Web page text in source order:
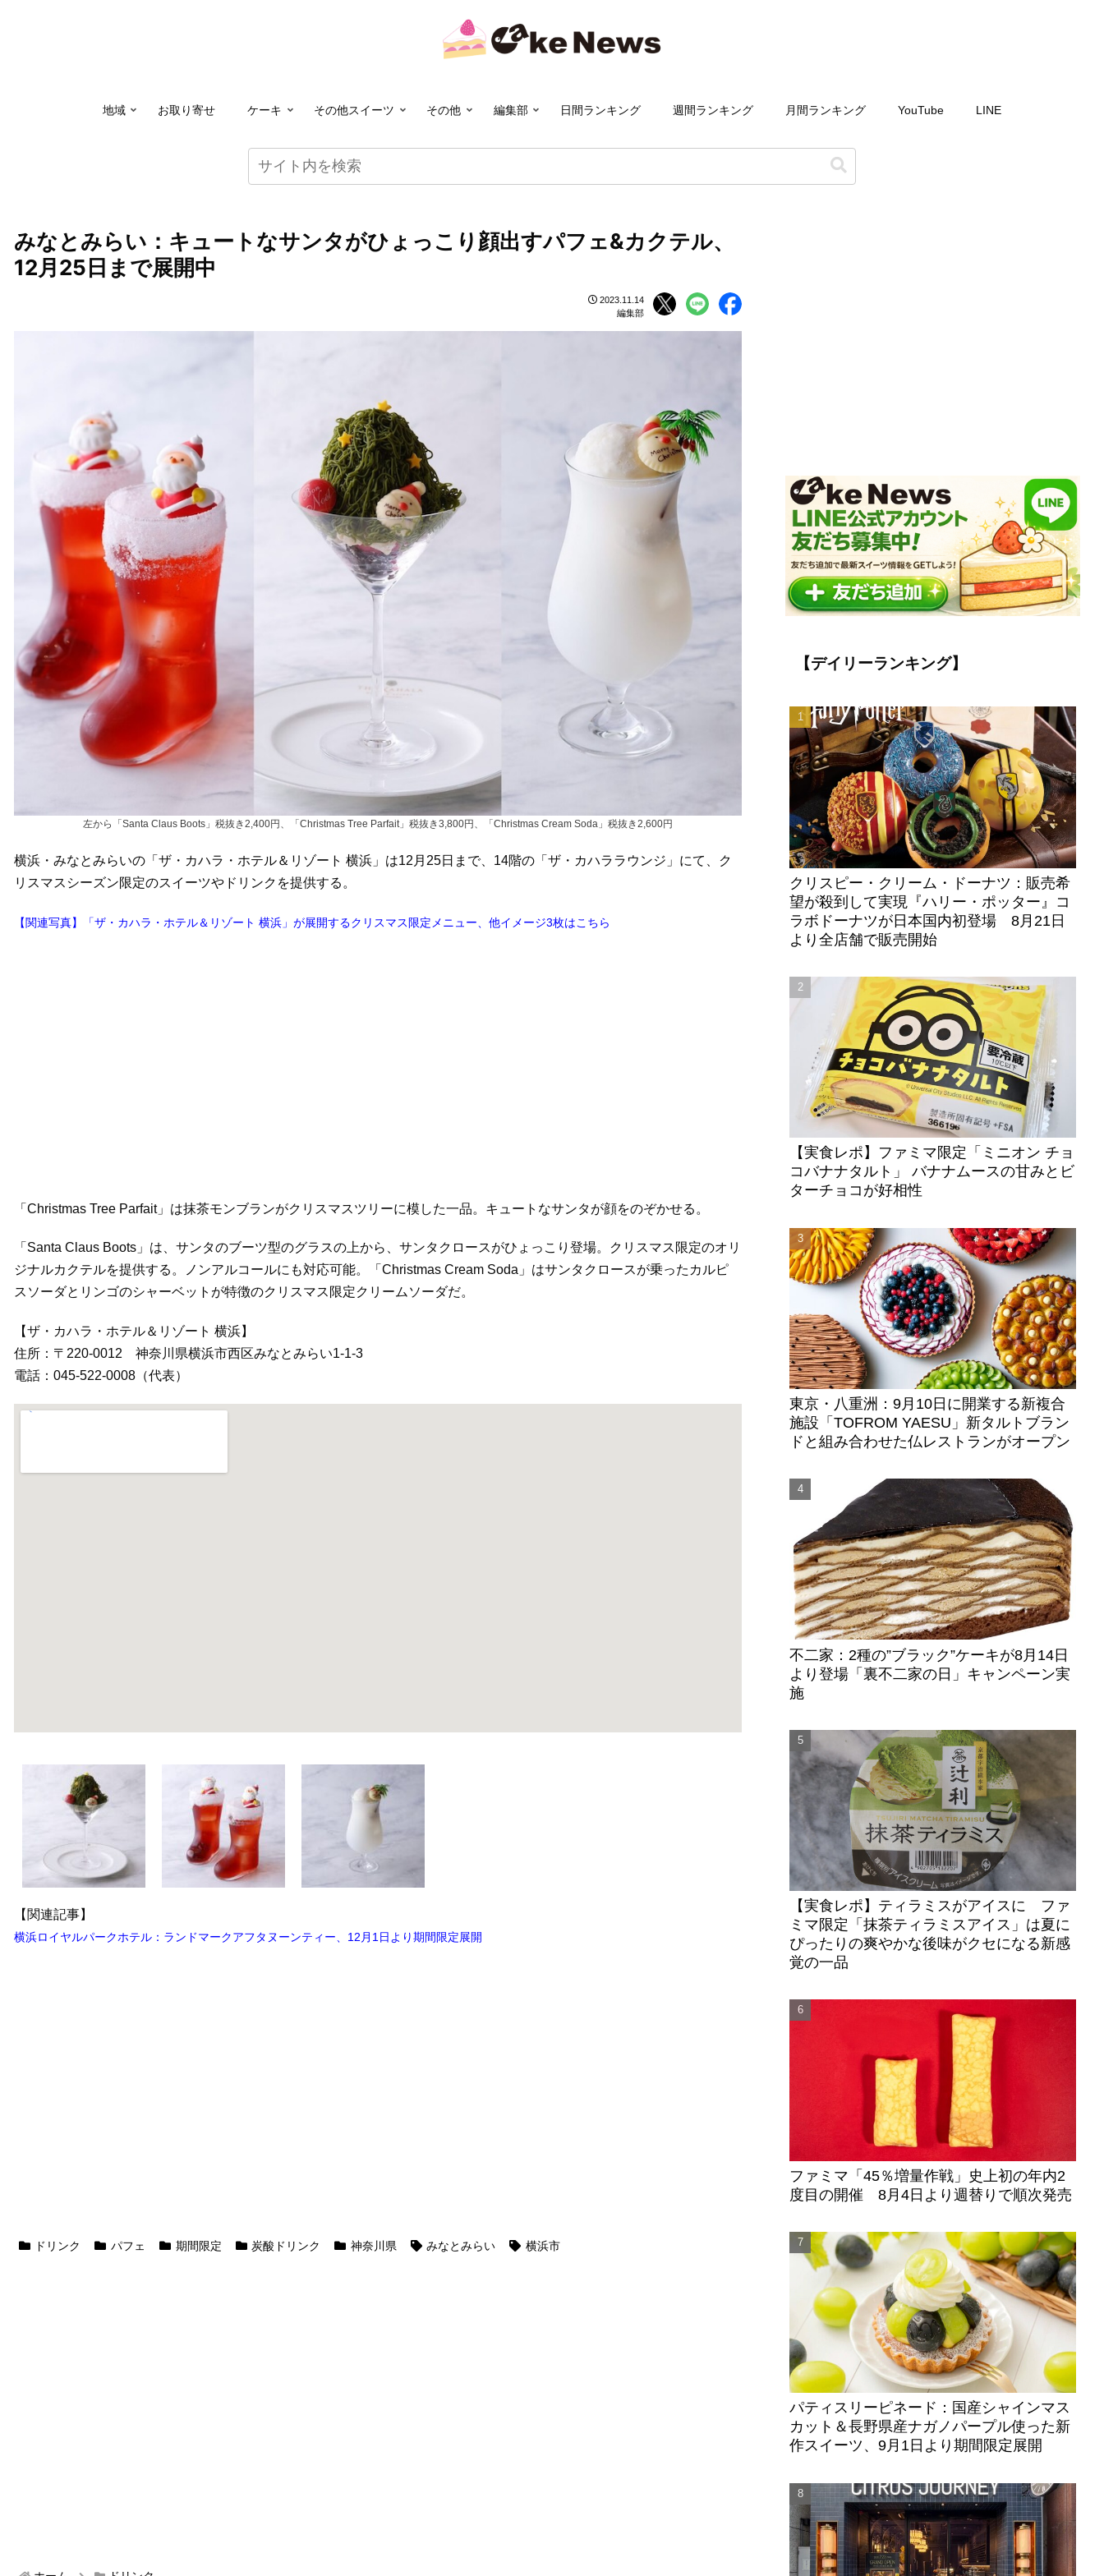
地域 お取り寄せ ケーキ その他スイーツ その他 編集部 日間ランキング 週間ランキング 月間ランキング YouTube LINE
みなとみらい：キュートなサンタがひょっこり顔出すパフェ&カクテル、
12月25日まで展開中
2023.11.14
編集部
左から「Santa Claus Boots」税抜き2,400円、「Christmas Tree Parfait」税抜き3,800円、「Christmas Cream Soda」税抜き2,600円
横浜・みなとみらいの「ザ・カハラ・ホテル＆リゾート 横浜」は12月25日まで、14階の「ザ・カハララウンジ」にて、ク
リスマスシーズン限定のスイーツやドリンクを提供する。
【関連写真】「ザ・カハラ・ホテル＆リゾート 横浜」が展開するクリスマス限定メニュー、他イメージ3枚はこちら
「Christmas Tree Parfait」は抹茶モンブランがクリスマスツリーに模した一品。キュートなサンタが顔をのぞかせる。
「Santa Claus Boots」は、サンタのブーツ型のグラスの上から、サンタクロースがひょっこり登場。クリスマス限定のオリ
ジナルカクテルを提供する。ノンアルコールにも対応可能。「Christmas Cream Soda」はサンタクロースが乗ったカルピ
スソーダとリンゴのシャーベットが特徴のクリスマス限定クリームソーダだ。
【ザ・カハラ・ホテル＆リゾート 横浜】
住所：〒220-0012 神奈川県横浜市西区みなとみらい1-1-3
電話：045-522-0008（代表）
【関連記事】
横浜ロイヤルパークホテル：ランドマークアフタヌーンティー、12月1日より期間限定展開
ドリンク パフェ 期間限定 炭酸ドリンク 神奈川県 みなとみらい 横浜市
【デイリーランキング】
クリスピー・クリーム・ドーナツ：販売希
望が殺到して実現『ハリー・ポッター』コ
ラボドーナツが日本国内初登場 8月21日
より全店舗で販売開始
【実食レポ】ファミマ限定「ミニオン チョ
コバナナタルト」 バナナムースの甘みとビ
ターチョコが好相性
東京・八重洲：9月10日に開業する新複合
施設「TOFROM YAESU」新タルトブラン
ドと組み合わせた仏レストランがオープン
不二家：2種の”ブラック”ケーキが8月14日
より登場「裏不二家の日」キャンペーン実
施
【実食レポ】ティラミスがアイスに ファ
ミマ限定「抹茶ティラミスアイス」は夏に
ぴったりの爽やかな後味がクセになる新感
覚の一品
ファミマ「45％増量作戦」史上初の年内2
度目の開催 8月4日より週替りで順次発売
パティスリーピネード：国産シャインマス
カット＆長野県産ナガノパープル使った新
作スイーツ、9月1日より期間限定展開